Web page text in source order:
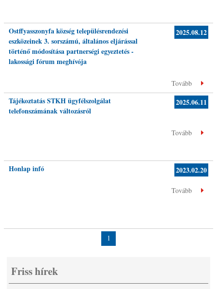
Ostffyasszonyfa község településrendezési
eszközeinek 3. sorszámú, általános eljárással
történő módosítása partnerségi egyeztetés -
lakossági fórum meghívója
2025.08.12
Tovább
Tájékoztatás STKH ügyfélszolgálat
telefonszámának változásról
2025.06.11
Tovább
Honlap infó 2023.02.20
Tovább
1
Friss hírek